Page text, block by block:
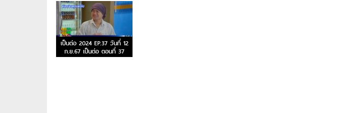
เป็นต่อ 2024 EP.37 วันที่ 12
ก.ย.67 เป็นต่อ ตอนที่ 37